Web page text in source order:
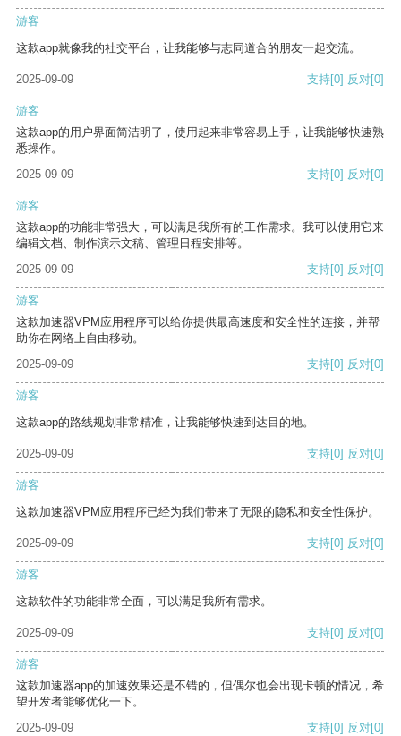
游客
这款app就像我的社交平台，让我能够与志同道合的朋友一起交流。
2025-09-09 支持[0] 反对[0]
游客
这款app的用户界面简洁明了，使用起来非常容易上手，让我能够快速熟
悉操作。
2025-09-09
支持[0] 反对[0]
游客
这款app的功能非常强大，可以满足我所有的工作需求。我可以使用它来
编辑文档、制作演示文稿、管理日程安排等。
2025-09-09
支持[0] 反对[0]
游客
这款加速器VPM应用程序可以给你提供最高速度和安全性的连接，并帮
助你在网络上自由移动。
2025-09-09
支持[0] 反对[0]
游客
这款app的路线规划非常精准，让我能够快速到达目的地。
2025-09-09 支持[0] 反对[0]
游客
这款加速器VPM应用程序已经为我们带来了无限的隐私和安全性保护。
2025-09-09 支持[0] 反对[0]
游客
这款软件的功能非常全面，可以满足我所有需求。
2025-09-09 支持[0] 反对[0]
游客
这款加速器app的加速效果还是不错的，但偶尔也会出现卡顿的情况，希
望开发者能够优化一下。
2025-09-09
支持[0] 反对[0]